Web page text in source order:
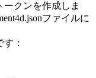
ークンを作成しま
ファイルに
：